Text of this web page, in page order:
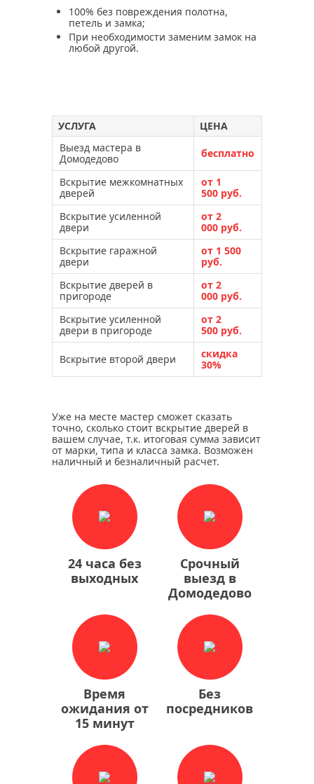
ремонт металлической двери
открыть задвижку двери
не открывается замок двери
вскрыть китайскую дверь
100% без повреждения полотна,
петель и замка;
При необходимости заменим замок на
любой другой.
УСЛУГА
ЦЕНА
Выезд мастера в
Домодедово
бесплатно
Вскрытие межкомнатных
дверей
от 1
500 руб.
Вскрытие усиленной
двери
от 2
000 руб.
Вскрытие гаражной
двери
от 1 500
руб.
Вскрытие дверей в
пригороде
от 2
000 руб.
Вскрытие усиленной
двери в пригороде
от 2
500 руб.
Вскрытие второй двери
скидка
30%
Уже на месте мастер сможет сказать
точно, сколько стоит вскрытие дверей в
вашем случае, т.к. итоговая сумма зависит
от марки, типа и класса замка. Возможен
наличный и безналичный расчет.
24 часа без
выходных
Срочный
выезд в
Домодедово
Время
ожидания от
15 минут
Без
посредников